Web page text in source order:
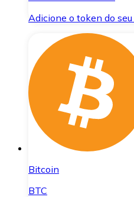
Adicione o token do
Bitcoin
BTC